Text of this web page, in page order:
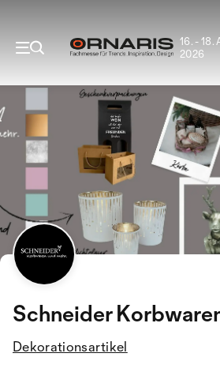
16. - 18.
2026
Schneider
Dekorationsartikel